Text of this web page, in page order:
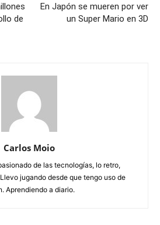
de
En Japón se mueren por ver
un Super Mario en 3D
Carlos Moio
de las tecnologías, lo retro,
jugando desde que tengo uso de
Aprendiendo a diario.